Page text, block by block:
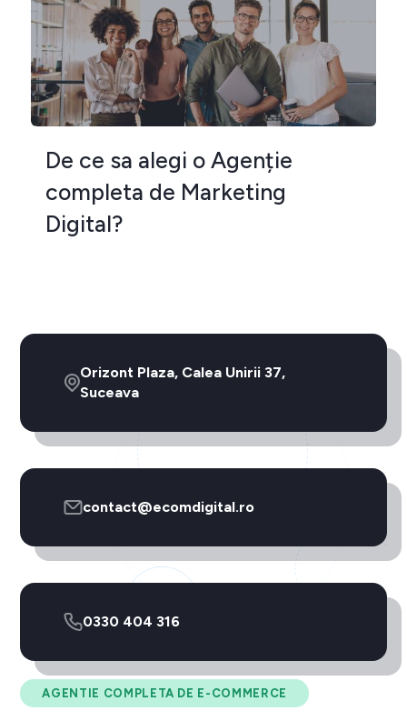
De ce sa alegi o Agenție
completa de Marketing
Digital?
AGENTIE COMPLETA DE E-COMMERCE
Orizont Plaza, Calea Unirii 37,
Suceava
contact@ecomdigital.ro
0330 404 316